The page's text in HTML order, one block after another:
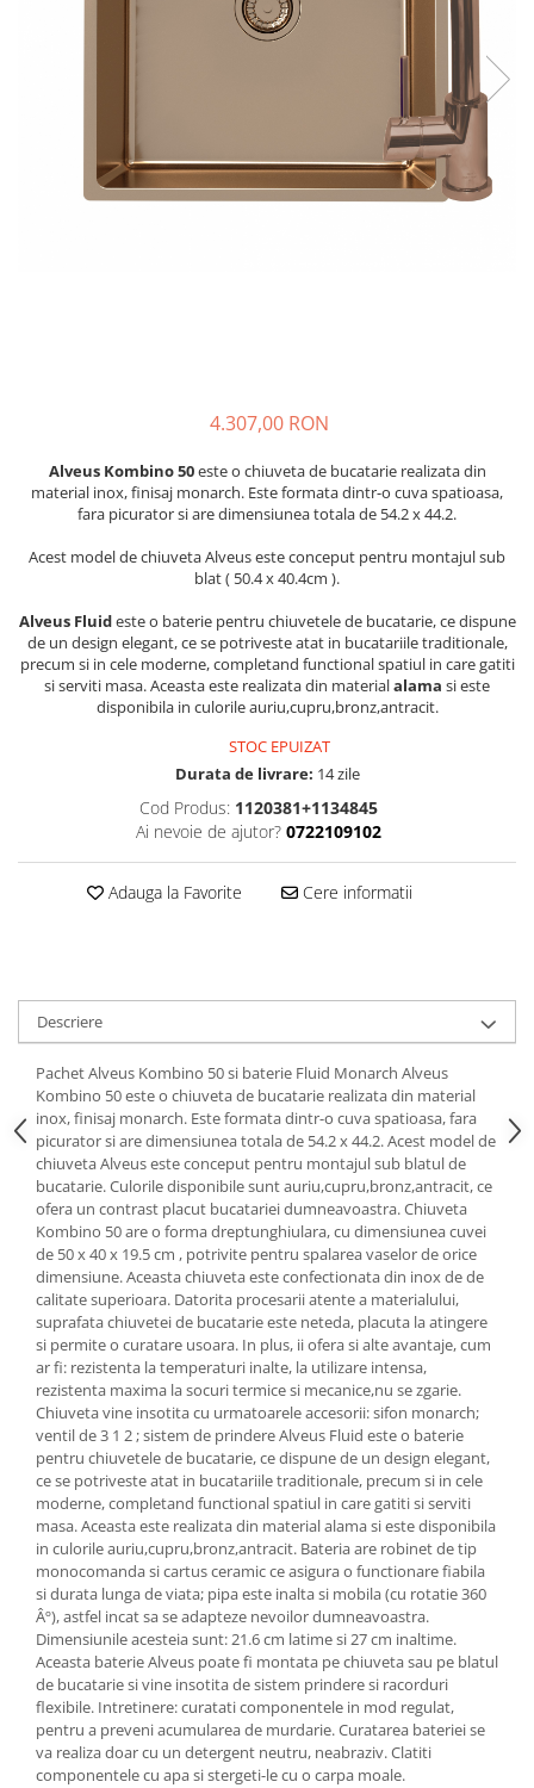
4.307,00 RON
Alveus Kombino 50este o chiuveta de bucatarie realizata din
material inox, finisaj monarch. Este formata dintr-o cuva spatioasa,
fara picurator si are dimensiunea totala de 54.2 x 44.2.
Acest model de chiuveta Alveus este conceput pentru montajul sub
blat ( 50.4 x 40.4cm ).
Alveus Fluideste o baterie pentru chiuvetele de bucatarie, ce dispune
de un design elegant, ce se potriveste atat in bucatariile traditionale,
precum si in cele moderne, completand functional spatiul in care gatiti
si serviti masa. Aceasta este realizata din materialalama si este
disponibila in culorile auriu,cupru,bronz,antracit.
STOC EPUIZAT
Durata de livrare: 14 zile
Cod Produs: 1120381+1134845
Ai nevoie de ajutor? 0722109102
Adauga la Favorite Cere informatii
Descriere
Pachet Alveus Kombino 50 si baterie Fluid Monarch Alveus
Kombino 50 este o chiuveta de bucatarie realizata din material
inox, finisaj monarch. Este formata dintr-o cuva spatioasa, fara
picurator si are dimensiunea totala de 54.2 x 44.2. Acest model de
chiuveta Alveus este conceput pentru montajul sub blatul de
bucatarie. Culorile disponibile sunt auriu,cupru,bronz,antracit, ce
ofera un contrast placut bucatariei dumneavoastra. Chiuveta
Kombino 50 are o forma dreptunghiulara, cu dimensiunea cuvei
de 50 x 40 x 19.5 cm , potrivite pentru spalarea vaselor de orice
dimensiune. Aceasta chiuveta este confectionata din inox de de
calitate superioara. Datorita procesarii atente a materialului,
suprafata chiuvetei de bucatarie este neteda, placuta la atingere
si permite o curatare usoara. In plus, ii ofera si alte avantaje, cum
ar fi: rezistenta la temperaturi inalte, la utilizare intensa,
rezistenta maxima la socuri termice si mecanice,nu se zgarie.
Chiuveta vine insotita cu urmatoarele accesorii: sifon monarch;
ventil de 3 1 2 ; sistem de prindere Alveus Fluid este o baterie
pentru chiuvetele de bucatarie, ce dispune de un design elegant,
ce se potriveste atat in bucatariile traditionale, precum si in cele
moderne, completand functional spatiul in care gatiti si serviti
masa. Aceasta este realizata din material alama si este disponibila
in culorile auriu,cupru,bronz,antracit. Bateria are robinet de tip
monocomanda si cartus ceramic ce asigura o functionare fiabila
si durata lunga de viata; pipa este inalta si mobila (cu rotatie 360
Âº), astfel incat sa se adapteze nevoilor dumneavoastra.
Dimensiunile acesteia sunt: 21.6 cm latime si 27 cm inaltime.
Aceasta baterie Alveus poate fi montata pe chiuveta sau pe blatul
de bucatarie si vine insotita de sistem prindere si racorduri
flexibile. Intretinere: curatati componentele in mod regulat,
pentru a preveni acumularea de murdarie. Curatarea bateriei se
va realiza doar cu un detergent neutru, neabraziv. Clatiti
componentele cu apa si stergeti-le cu o carpa moale.